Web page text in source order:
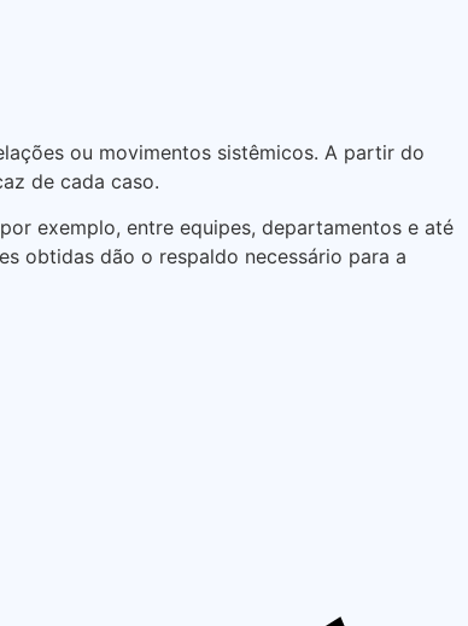
ou movimentos sistêmicos. A partir do
de cada caso.
exemplo, entre equipes, departamentos e até
obtidas dão o respaldo necessário para a